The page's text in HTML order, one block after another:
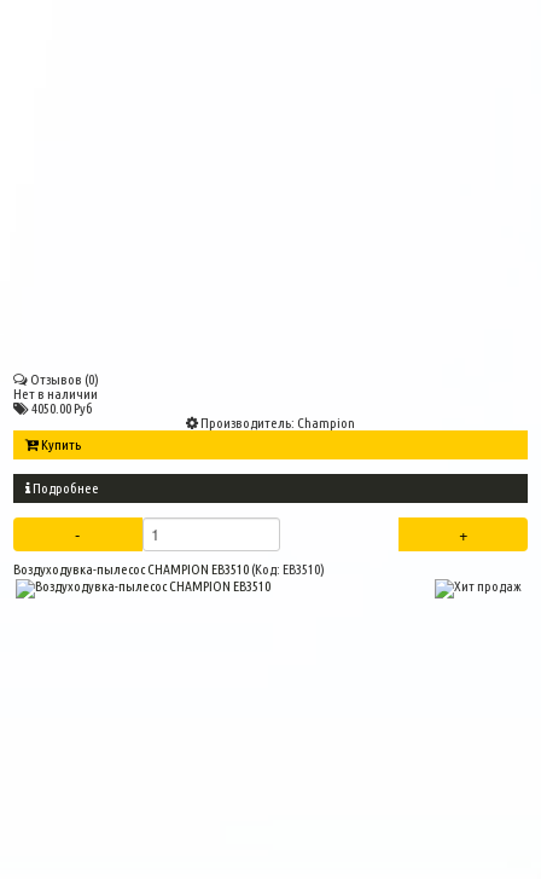
Отзывов (0)
Нет в наличии
4050.00 Руб
Производитель: Champion
Купить
Подробнее
Воздуходувка-пылесос CHAMPION EB3510 (Код:EB3510)